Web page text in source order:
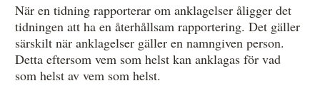
När en tidning rapporterar om anklagelser åligger det
tidningen att ha en återhållsam rapportering. Det gäller
särskilt när anklagelser gäller en namngiven person.
Detta eftersom vem som helst kan anklagas för vad
som helst av vem som helst.